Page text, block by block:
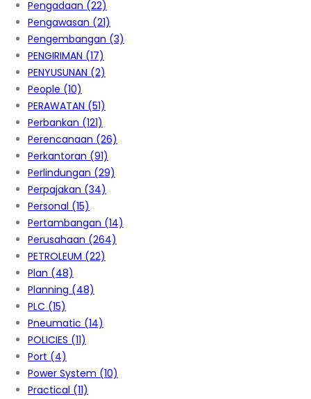
Pengadaan (22)
Pengawasan (21)
Pengembangan (3)
PENGIRIMAN (17)
PENYUSUNAN (2)
People (10)
PERAWATAN (51)
Perbankan (121)
Perencanaan (26)
Perkantoran (91)
Perlindungan (29)
Perpajakan (34)
Personal (15)
Pertambangan (14)
Perusahaan (264)
PETROLEUM (22)
Plan (48)
Planning (48)
PLC (15)
Pneumatic (14)
POLICIES (11)
Port (4)
Power System (10)
Practical (11)